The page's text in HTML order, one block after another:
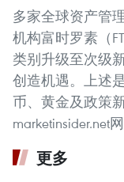
多家全球资产管
机构富时罗素（
类别升级至次级
创造机遇。上述
币、黄金及政策
marketinsider.net
更多